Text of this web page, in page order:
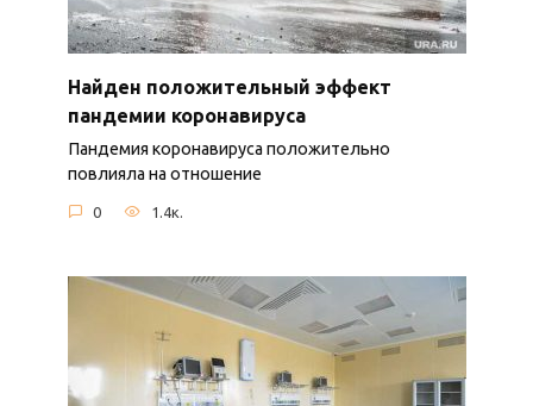
Найден положительный эффект
пандемии коронавируса
Пандемия коронавируса положительно
повлияла на отношение
0 1.4к.